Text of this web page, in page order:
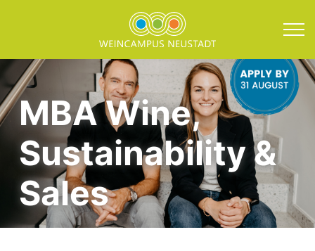
Fakten, Konzept und
MBA Wine,
Sustainability &
Sales